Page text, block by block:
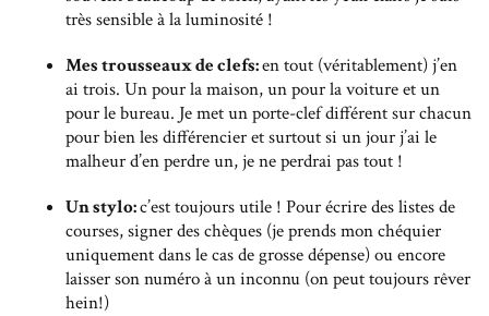
très sensible à la luminosité !
Mes trousseaux de clefs:en tout (véritablement) j’en
ai trois. Un pour la maison, un pour la voiture et un
pour le bureau. Je met un porte-clef différent sur chacun
pour bien les différencier et surtout si un jour j’ai le
malheur d’en perdre un, je ne perdrai pas tout !
Un stylo:c’est toujours utile ! Pour écrire des listes de
courses, signer des chèques (je prends mon chéquier
uniquement dans le cas de grosse dépense) ou encore
laisser son numéro à un inconnu (on peut toujours rêver
hein!)